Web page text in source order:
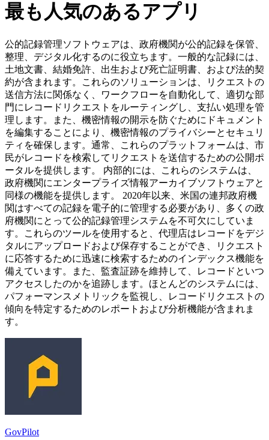
最も人気のあるアプリ
公的記録管理ソフトウェアは、政府機関が公的記録を保管、
整理、デジタル化するのに役立ちます。一般的な記録には、
土地文書、結婚免許、出生および死亡証明書、および法的契
約が含まれます。これらのソリューションは、リクエストの
送信方法に関係なく、ワークフローを自動化して、適切な部
門にレコードリクエストをルーティングし、支払い処理を管
理します。また、機密情報の開示を防ぐためにドキュメント
を編集することにより、機密情報のプライバシーとセキュリ
ティを確保します。通常、これらのプラットフォームは、市
民がレコードを検索してリクエストを送信するための公開ポ
ータルを提供します。 内部的には、これらのシステムは、
政府機関にエンタープライズ情報アーカイブソフトウェアと
同様の機能を提供します。 2020年以来、米国の連邦政府機
関はすべての記録を電子的に管理する必要があり、多くの政
府機関にとって公的記録管理システムを不可欠にしていま
す。これらのツールを使用すると、代理店はレコードをデジ
タルにアップロードおよび保存することができ、リクエスト
に応答するために迅速に検索するためのインデックス機能を
備えています。また、監査証跡を維持して、レコードといつ
アクセスしたのかを追跡します。ほとんどのシステムには、
パフォーマンスメトリックを監視し、レコードリクエストの
傾向を特定するためのレポートおよび分析機能が含まれま
す。
GovPilot